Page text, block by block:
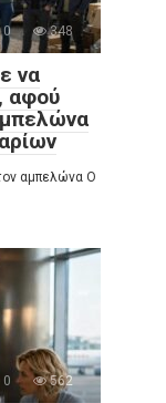
0 348
να
αφού
αμπελώνα Ο
0 562